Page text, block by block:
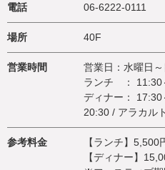
電話 06-6222-0111
場所 40F
営業時間
営業日：水曜日～
ランチ ： 11:30
ディナー： 17:30
20:30 / アラカル
参考料金
【ランチ】5,500
【ディナー】